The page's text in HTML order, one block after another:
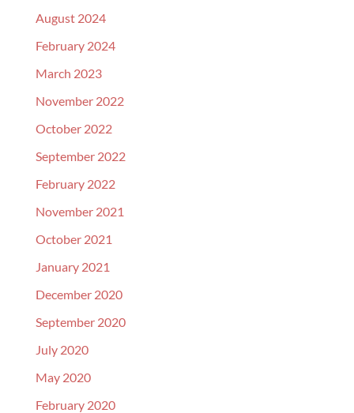
August 2024
February 2024
March 2023
November 2022
October 2022
September 2022
February 2022
November 2021
October 2021
January 2021
December 2020
September 2020
July 2020
May 2020
February 2020